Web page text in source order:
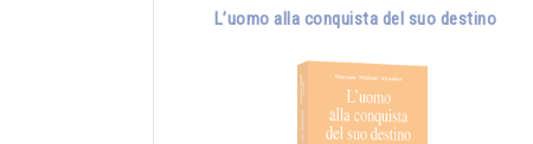
L’uomo alla conquista del suo destino